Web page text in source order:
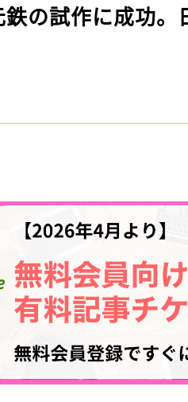
の試作に成功。
お気に入りに
ログインが必